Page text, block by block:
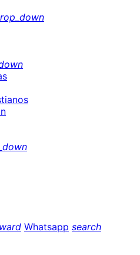
Whatsapp search